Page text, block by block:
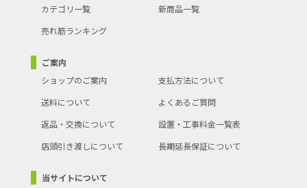
カテゴリ一覧
新商品一覧
売れ筋ランキング
ご案内
ショップのご案内
支払方法について
送料について
よくあるご質問
返品・交換について
設置・工事料金一覧表
店頭引き渡しについて
長期延長保証について
当サイトについて